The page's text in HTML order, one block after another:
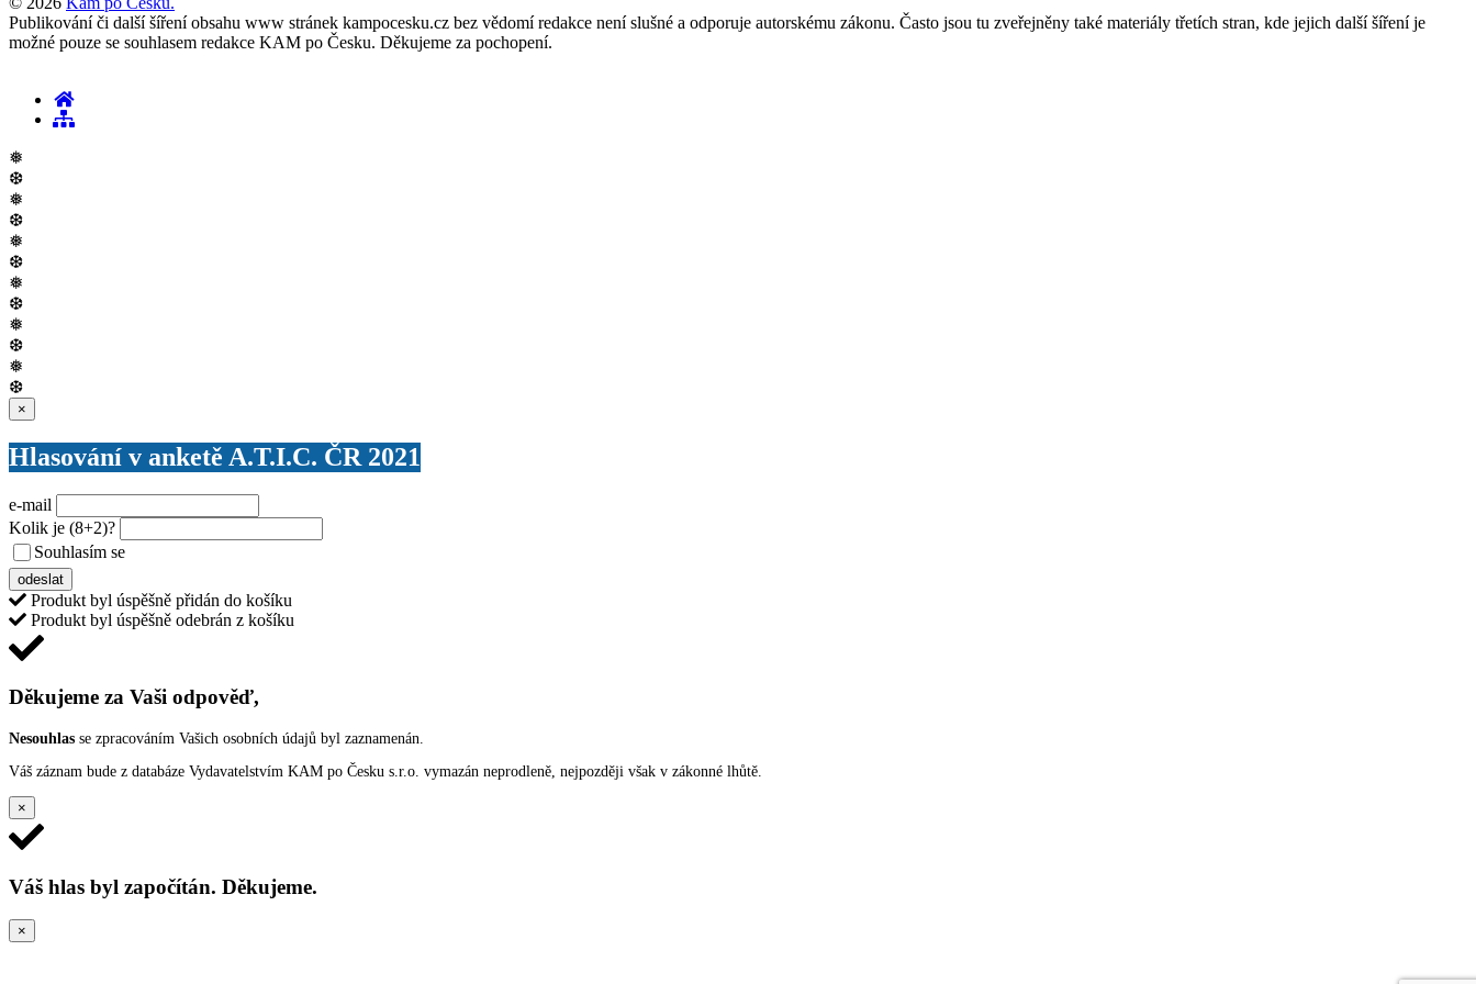
Publikování či další šíření obsahu www stránek kampocesku.cz bez vědomí redakce není slušné a odporuje autorskému zákonu. Často jsou tu zveřejněny také materiály třetích stran, kde jejich další šíření je
možné pouze se souhlasem redakce KAM po Česku. Děkujeme za pochopení.
❅
❆
❅
❆
❅
❆
❅
❆
❅
❆
❅
❆
×
Hlasování v anketě A.T.I.C. ČR 2021
e-mail
Kolik je (8+2)?
Souhlasím se
odeslat
Produkt byl úspěšně přidán do košíku
Produkt byl úspěšně odebrán z košíku
Děkujeme za Vaši odpověď,
Nesouhlas se zpracováním Vašich osobních údajů byl zaznamenán.
Váš záznam bude z databáze Vydavatelstvím KAM po Česku s.r.o. vymazán neprodleně, nejpozději však v zákonné lhůtě.
×
Váš hlas byl započítán. Děkujeme.
×